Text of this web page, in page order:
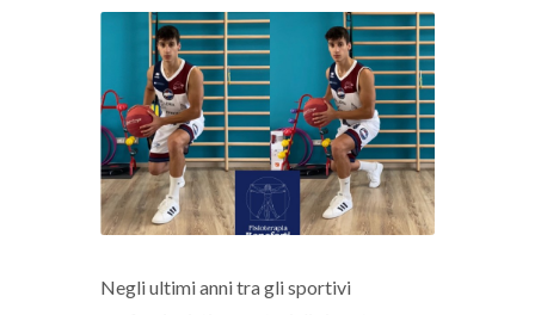
Negli ultimi anni tra gli sportivi